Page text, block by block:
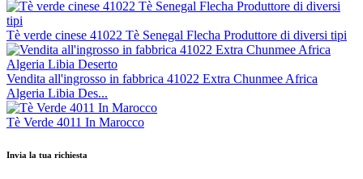
Tè verde cinese 41022 Tè Senegal Flecha Produttore di diversi tipi
Vendita all'ingrosso in fabbrica 41022 Extra Chunmee Africa
Algeria Libia Des...
Tè Verde 4011 In Marocco
Invia la tua richiesta